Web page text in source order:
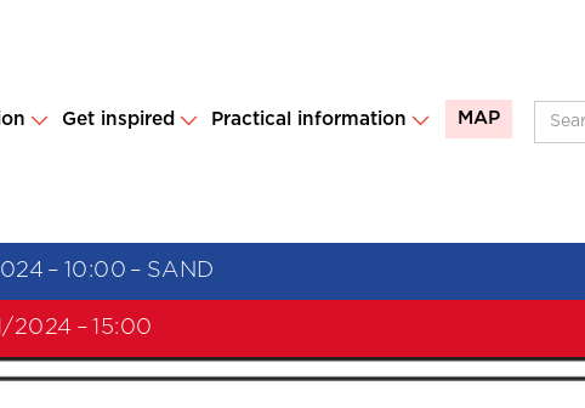
Get inspired Practical information MAP
– 10:00 – SAND
2024 – 15:00